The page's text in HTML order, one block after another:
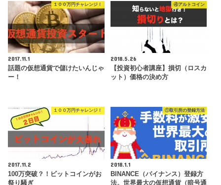
１００万円チャレンジ！
2017.11.1
話題の仮想通貨で儲けたいんじゃ
ー！
④アルトコイン
2018.5.26
【投資初心者講座】損切（ロスカ
ット）価格の決め方
１００万円チャレンジ！
2017.11.2
100万突破？！ビットコインがお
祭り騒ぎ
①取引所の登録方法
2018.1.1
BINANCE（バイナンス）登録方
法。世界最大の仮想通貨（暗号通